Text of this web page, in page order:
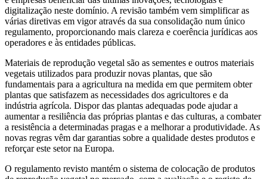
digitalização neste domínio. A revisão também vem simplificar as
várias diretivas em vigor através da sua consolidação num único
regulamento, proporcionando mais clareza e coerência jurídicas aos
operadores e às entidades públicas.
Materiais de reprodução vegetal são as sementes e outros materiais
vegetais utilizados para produzir novas plantas, que são
fundamentais para a agricultura na medida em que permitem obter
plantas que satisfazem as necessidades dos agricultores e da
indústria agrícola. Dispor das plantas adequadas pode ajudar a
aumentar a resiliência das próprias plantas e das culturas, a combater
a resistência a determinadas pragas e a melhorar a produtividade. As
novas regras vêm dar garantias sobre a qualidade destes produtos e
reforçar este setor na Europa.
O regulamento revisto mantém o sistema de colocação de produtos